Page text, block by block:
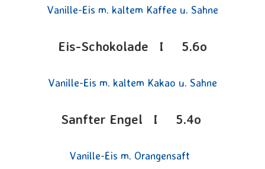
Vanille-Eis m. kaltem Kaffee u. Sahne
Eis-Schokolade I 5.6o
Vanille-Eis m. kaltem Kakao u. Sahne
Sanfter Engel I 5.4o
Vanille-Eis m. Orangensaft